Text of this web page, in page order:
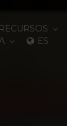
RECURSOS
ES